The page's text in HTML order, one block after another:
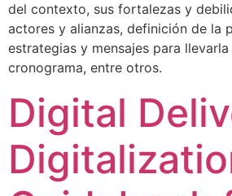
del contexto, sus fortalezas y
actores y alianzas, definición de la
estrategias y mensajes para
cronograma, entre otros.
Digital